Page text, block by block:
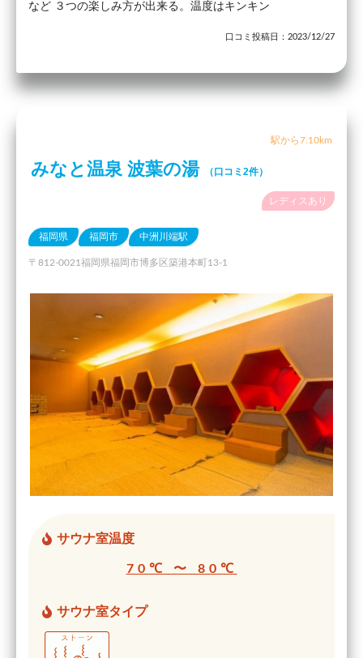
など ３つの楽しみ方が出来る。温度はキンキン
口コミ投稿日：2023/12/27
駅から7.10km
みなと温泉 波葉の湯 （口コミ2件）
レディスあり
福岡県 福岡市 中洲川端駅
〒812-0021福岡県福岡市博多区築港本町13-1
サウナ室温度
70℃ 〜 80℃
サウナ室タイプ